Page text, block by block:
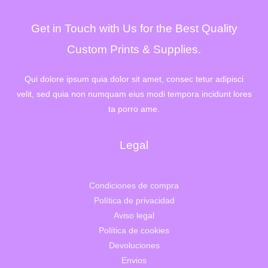
Get in Touch with Us for the Best Quality
Custom Prints & Supplies.
Qui dolore ipsum quia dolor sit amet, consec tetur adipisci
velit, sed quia non numquam eius modi tempora incidunt lores
ta porro ame.
Legal
Condiciones de compra
Política de privacidad
Aviso legal
Política de cookies
Devoluciones
Envios